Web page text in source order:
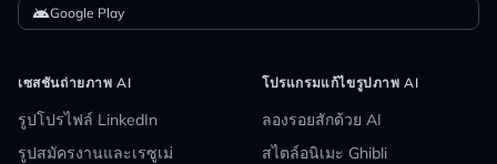
androidGoogle Play
เซสชันถ่ายภาพ AI
รูปโปรไฟล์ LinkedIn
รูปสมัครงานและเรซูเม่
โปรแกรมแก้ไขรูปภาพ AI
ลองรอยสักด้วย AI
สไตล์อนิเมะ Ghibli